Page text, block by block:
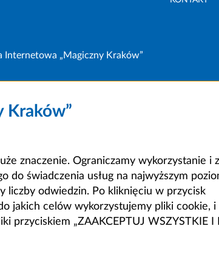
Internetowa „Magiczny Kraków”
Kraków”
znaczenie. Ograniczamy wykorzystanie i
świadczenia usług na najwyższym
liczby odwiedzin. Po kliknięciu w przycisk
jakich celów wykorzystujemy pliki cookie, i
przyciskiem „ZAAKCEPTUJ WSZYSTKIE I